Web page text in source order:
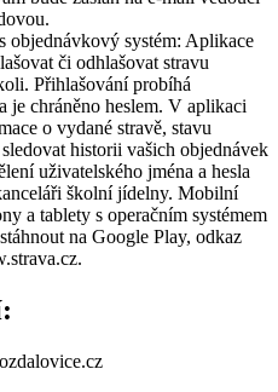
objednávkový systém: Aplikace
či odhlašovat stravu
Přihlašování probíhá
je chráněno heslem. V aplikaci
o vydané stravě, stavu
historii vašich objednávek
uživatelského jména a hesla
školní jídelny. Mobilní
a tablety s operačním systémem
na Google Play, odkaz